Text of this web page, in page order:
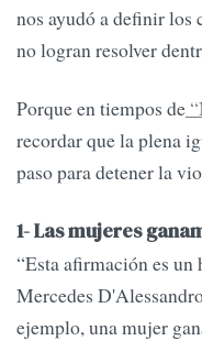
nos ayudó a definir los
no logran resolver
Porque en tiempos de
recordar que la plena
paso para detener la
1- Las mujeres
“Esta afirmación es
Mercedes
ejemplo, una mujer